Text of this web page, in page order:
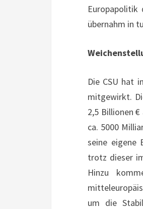
Europapolitik
übernahm in
Die CSU hat
mitgewirkt.
2,5 Billionen
ca. 5000
seine eigene
trotz dieser
Hinzu
um die